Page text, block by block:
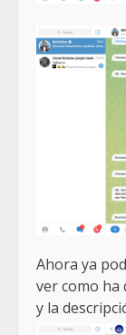
Ahora ya
ver como ha
y la